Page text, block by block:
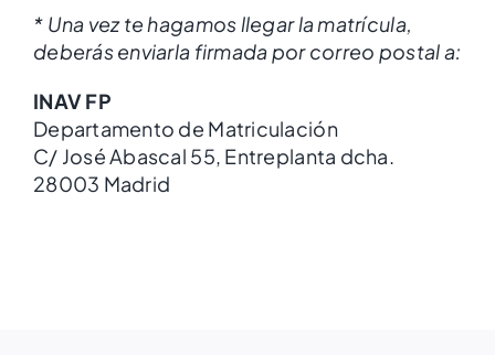
* Una vez te hagamos llegar la matrícula,
deberás enviarla firmada por correo postal a:
INAV FP
Departamento de Matriculación
C/ José Abascal 55, Entreplanta dcha.
28003 Madrid